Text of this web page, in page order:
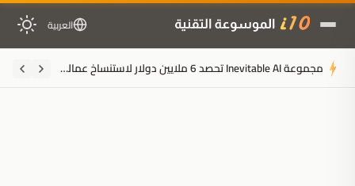
العربية
ملخَّص المقال مجموعة Inevitable AI تحصد 6 ملايين دولار لاستنساخ عمالقة SaaS بدون موظفين